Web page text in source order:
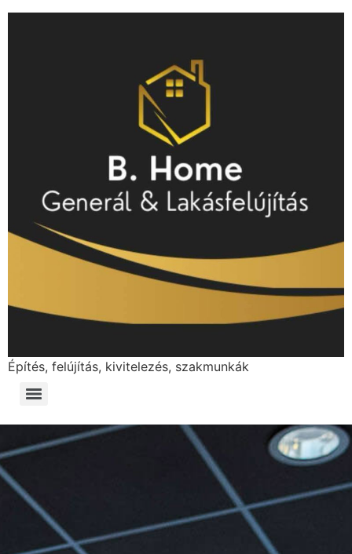
Építés, felújítás, kivitelezés, szakmunkák